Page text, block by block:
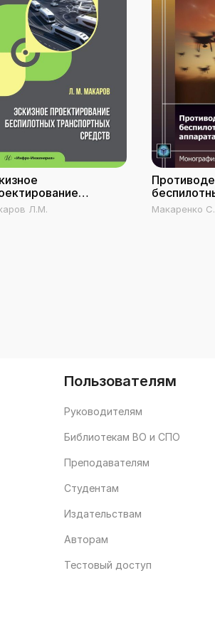
средств
Л.М. Макаренко
Пользователям
Руководителям
Библиотекам ВО и СПО
Преподавателям
Студентам
Издательствам
Авторам
Тестовый доступ